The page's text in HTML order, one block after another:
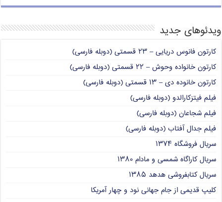
ویدئوهای جدید
کارتون فانوس دریایی – ۲۳ قسمتی (دوبله فارسی)
کارتون خانواده وحوش – ۲۲ قسمتی (دوبله فارسی)
کارتون خانوده دی – ۱۳ قسمتی (دوبله فارسی)
فیلم فیتزکارالدو (دوبله فارسی)
فیلم شجاعان (دوبله فارسی)
فیلم جدال آفتاب (دوبله فارسی)
سریال فروشگاه ۱۳۷۴
سریال کاراگاه شمسی و مادام ۱۳۸۰
سریال کتابفروشی هدهد ۱۳۸۵
کلیپ قدیمی از جام جهانی نود و چهار آمریکا